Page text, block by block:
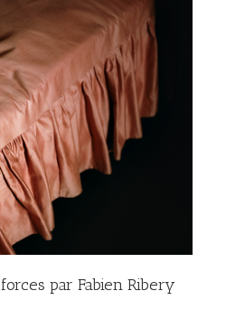
par Fabien Ribery